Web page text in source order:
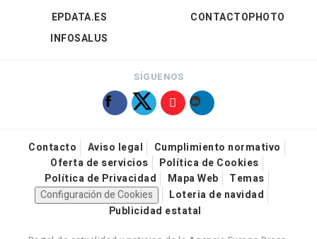
EPDATA.ES
INFOSALUS
CONTACTOPHOTO
SÍGUENOS
Contacto Aviso legal
Cumplimiento normativo
Oferta de servicios
Política de Cookies
Política de Privacidad
Mapa Web
Temas
Configuración de Cookies
Loteria de navidad
Publicidad estatal